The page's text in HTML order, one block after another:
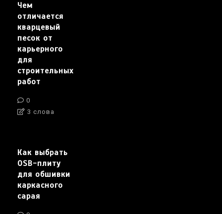
Чем
отличается
кварцевый
песок от
карьерного
для
строительных
работ
0
3 слова
Как выбрать
OSB-плиту
для обшивки
каркасного
сарая